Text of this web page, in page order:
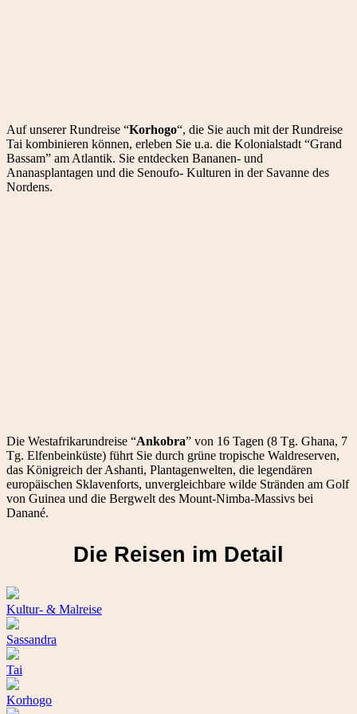
Auf unserer Rundreise “Korhogo“, die Sie auch mit der Rundreise
Tai kombinieren können, erleben Sie u.a. die Kolonialstadt “Grand
Bassam” am Atlantik. Sie entdecken Bananen- und
Ananasplantagen und die Senoufo- Kulturen in der Savanne des
Nordens.
Die Westafrikarundreise “Ankobra” von 16 Tagen (8 Tg. Ghana, 7
Tg. Elfenbeinküste) führt Sie durch grüne tropische Waldreserven,
das Königreich der Ashanti, Plantagenwelten, die legendären
europäischen Sklavenforts, unvergleichbare wilde Stränden am Golf
von Guinea und die Bergwelt des Mount-Nimba-Massivs bei
Danané.
Die Reisen im Detail
Kultur- & Malreise
Sassandra
Tai
Korhogo